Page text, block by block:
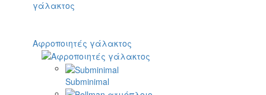
Αφροποιητές γάλακτος
Subminimal